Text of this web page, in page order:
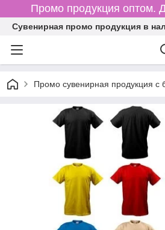
Промо продукция оптом.
Cувенирная промо продукция в
Промо сувенирная продукция с